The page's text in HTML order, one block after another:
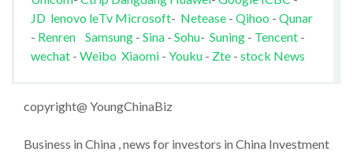
JD lenovo leTv Microsoft- Netease- Qihoo - Qunar
- Renren Samsung- Sina- Sohu- Suning- Tencent-
wechat - Weibo Xiaomi- Youku - Zte- stock News
copyright@ YoungChinaBiz
Business in China , news for investors in China Investment